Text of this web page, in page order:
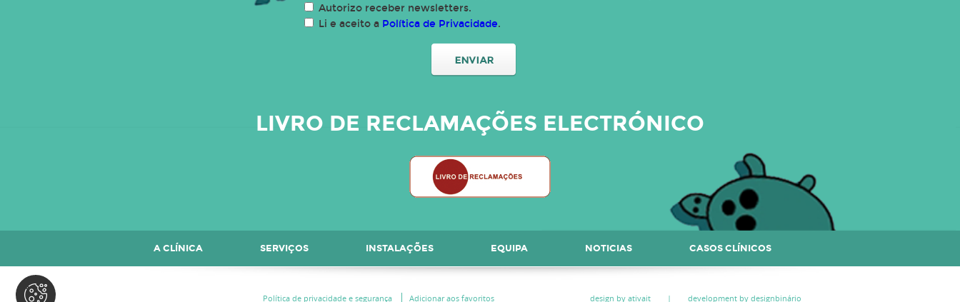
Autorizo receber newsletters.
Li e aceito a Política de Privacidade.
LIVRO DE RECLAMAÇÕES ELECTRÓNICO
A CLÍNICA SERVIÇOS INSTALAÇÕES EQUIPA NOTICIAS CASOS CLÍNICOS
Política de privacidade e segurança Adicionar aos favoritos design by ativait | development by designbinário